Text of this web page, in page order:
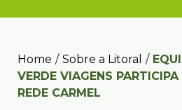
Home / Sobre a Litoral /
VERDE VIAGENS
REDE CARMEL